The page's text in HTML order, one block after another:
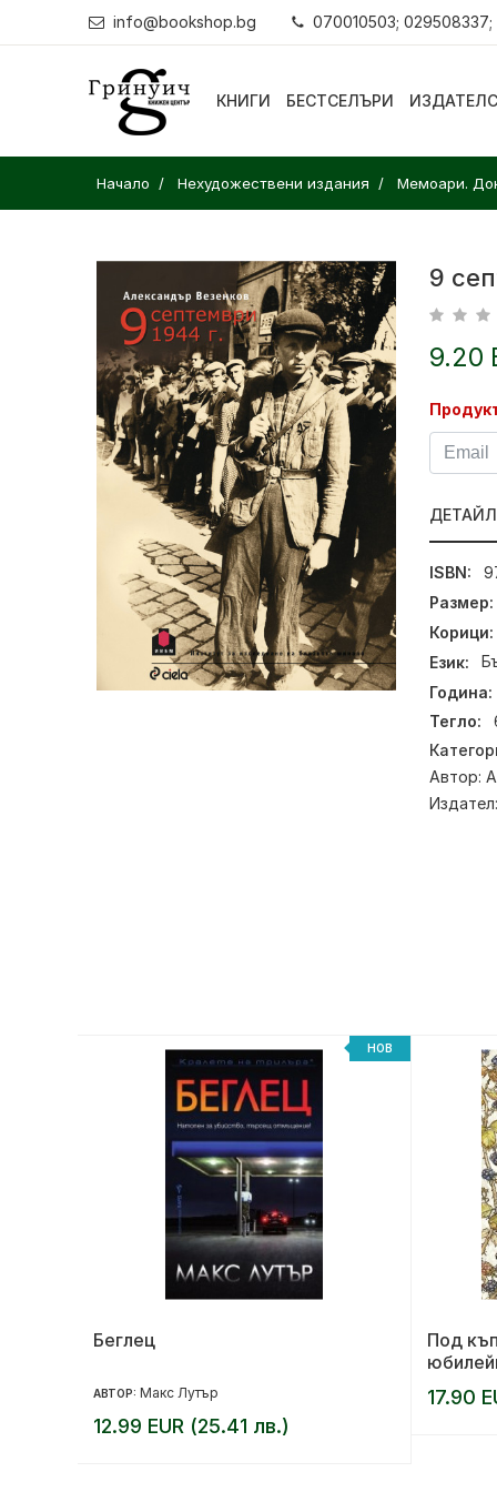
info@bookshop.bg 070010503; 029508337;
КНИГИ БЕСТСЕЛЪРИ
Начало Нехудожествени издания Мемоари.
9
9.20
ISBN:
Размер:
Корици:
Език:
Година:
Тегло:
Автор:
Издател:
НОВ
Беглец
АВТОР: Макс Лутър
12.99 EUR (25.41 лв.)
Под
17.90